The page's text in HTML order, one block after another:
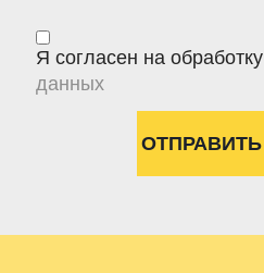
Я согласен на обработку
данных